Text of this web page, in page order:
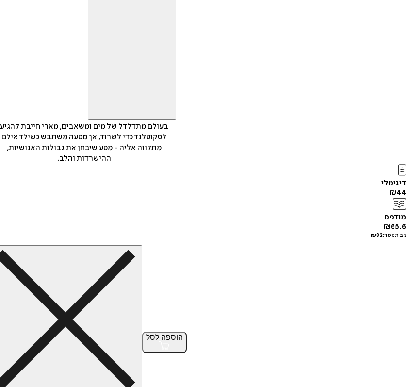
בעולם מתדלדל של מים ומשאבים, מארי חייבת להגיע
לסקוטלנד כדי לשרוד, אך מסעה משתבש כשילד אילם
מתלווה אליה - מסע שיבחן את גבולות האנושיות,
ההישרדות והלב.
דיגיטלי
₪44
מודפס
₪65.6
גב הספר: ₪82
הוספה לסל